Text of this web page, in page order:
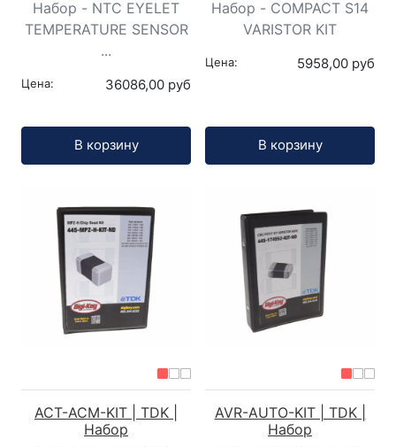
Набор - NTC EYELET
TEMPERATURE SENSOR
...
Цена: 36086,00 руб
В корзину
Набор - COMPACT S14
VARISTOR KIT
Цена: 5958,00 руб
В корзину
ACT-ACM-KIT | TDK |
Набор
AVR-AUTO-KIT | TDK |
Набор